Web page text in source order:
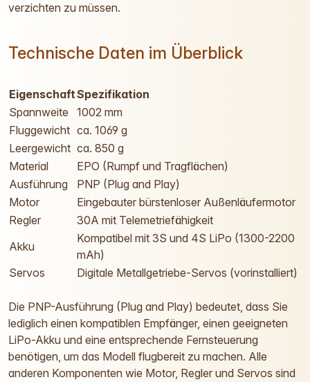
verzichten zu müssen.
Technische Daten im Überblick
EigenschaftSpezifikation
Spannweite
1002 mm
Fluggewicht ca. 1069 g
Leergewicht ca. 850 g
Material
EPO (Rumpf und Tragflächen)
Ausführung
PNP (Plug and Play)
Motor
Eingebauter bürstenloser Außenläufermotor
Regler
30A mit Telemetriefähigkeit
Akku
Kompatibel mit 3S und 4S LiPo (1300-2200
mAh)
Servos
Digitale Metallgetriebe-Servos (vorinstalliert)
Die PNP-Ausführung (Plug and Play) bedeutet, dass Sie
lediglich einen kompatiblen Empfänger, einen geeigneten
LiPo-Akku und eine entsprechende Fernsteuerung
benötigen, um das Modell flugbereit zu machen. Alle
anderen Komponenten wie Motor, Regler und Servos sind